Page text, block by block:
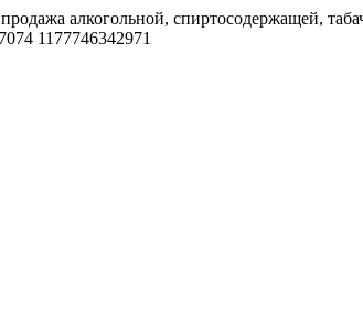
алкогольной, спиртосодержащей,
1177746342971